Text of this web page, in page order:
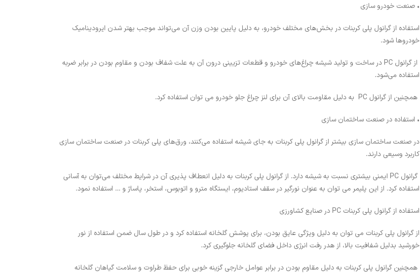
• صنعت خودرو سازی
استفاده از گرانول پلی کربنات در بخش‌های مختلف خودرو، به دلیل پایین بودن وزن آن می‌تواند موجب بهتر شدن ایرودینامیک
خودروها شود.
از گرانول PC در ساخت و تولید شیشه چراغ‌های خودرو و قطعات تزیینی درون آن به علت شفاف بودن و مقاوم بودن در برابر ضربه
استفاده می‌شود.
همچنین از گرانول PC به دلیل مقاومت بالای آن برای لنز چراغ جلو خودرو می توان استفاده کرد.
• استفاده در صنعت ساختمان سازی
در صنعت ساختمان سازی بیشتر از گرانول پلی کربنات به جای شیشه استفاده می‌کنند، ورق‌های پلی کربنات در صنعت ساختمان سازی
کاربرد وسیعی دارند.
گرانول PC ایمنی بیشتری نسبت به شیشه دارد. از گرانول پلی کربنات به دلیل انعطاف پذیری آن در شرایط مختلف می‌توان به آسانی
استفاده کرد. از این پلیمر می توان به عنوان نورگیر در سقف استادیوم، ایستگاه مترو و اتوبوس، استخر، پاساژ و … استفاده نمود.
استفاده از گرانول پلی کربنات PC در صنایع کشاورزی
از گرانول پلی کربنات می توان به دلیل ویژگی عایق بودن، برای پوشش گلخانه استفاده کرد و در طول سال ضمن استفاده از نور
خورشید بدلیل شفافیت بالا، از هدر رفت انرژی داخل فضای گلخانه جلوگیری کرد.
همچنین گرانول پلی کربنات به دلیل مقاوم بودن در برابر عوامل خارجی گزینه خوبی برای حفظ طراوت و سلامت گیاهان گلخانه